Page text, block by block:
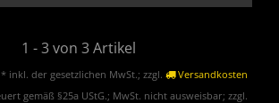
1 - 3 von 3 Artikel
* inkl. der gesetzlichen MwSt.; zzgl.
Versandkosten
gemäß §25a UStG.; MwSt. nicht ausweisbar; zzgl.